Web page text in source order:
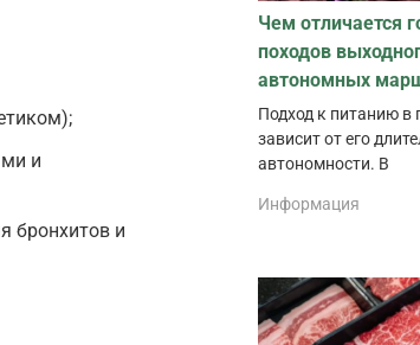
и
бронхитов и
Чем отличается
походов
автономных
Подход к питанию в
зависит от его
автономности. В
Информация